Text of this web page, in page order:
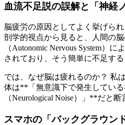
血流不足説の誤解と「神経
脳疲労の原因としてよく挙げら
剖学的視点から見ると、人間の
（Autonomic Nervous System）
されており、そう簡単に不足する
では、なぜ脳は疲れるのか？ 私
体は**「無意識下で発生してい
（Neurological Noise）」**だと断
スマホの「バックグラウン